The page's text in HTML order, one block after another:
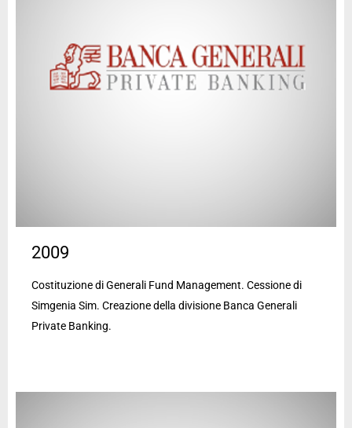
2009
Costituzione di Generali Fund Management. Cessione di
Simgenia Sim. Creazione della divisione Banca Generali
Private Banking.